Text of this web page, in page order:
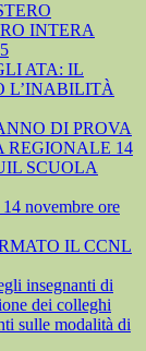
INTERA
ATA: IL
L’INABILITÀ
DI PROVA
REGIONALE 14
SCUOLA
novembre ore
IL CCNL
insegnanti di
dei colleghi
sulle modalità di